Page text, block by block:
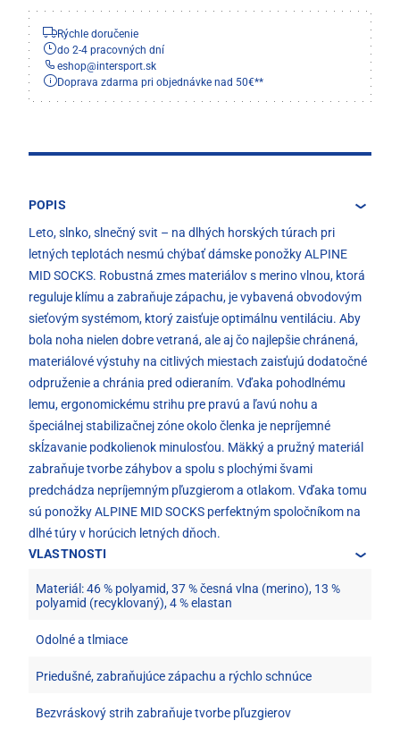
Rýchle doručenie
do 2-4 pracovných dní
eshop@intersport.sk
Doprava zdarma pri objednávke nad 50€**
POPIS
Leto, slnko, slnečný svit – na dlhých horských túrach pri
letných teplotách nesmú chýbať dámske ponožky ALPINE
MID SOCKS. Robustná zmes materiálov s merino vlnou, ktorá
reguluje klímu a zabraňuje zápachu, je vybavená obvodovým
sieťovým systémom, ktorý zaisťuje optimálnu ventiláciu. Aby
bola noha nielen dobre vetraná, ale aj čo najlepšie chránená,
materiálové výstuhy na citlivých miestach zaisťujú dodatočné
odpruženie a chránia pred odieraním. Vďaka pohodlnému
lemu, ergonomickému strihu pre pravú a ľavú nohu a
špeciálnej stabilizačnej zóne okolo členka je nepríjemné
skĺzavanie podkolienok minulosťou. Mäkký a pružný materiál
zabraňuje tvorbe záhybov a spolu s plochými švami
predchádza nepríjemným pľuzgierom a otlakom. Vďaka tomu
sú ponožky ALPINE MID SOCKS perfektným spoločníkom na
dlhé túry v horúcich letných dňoch.
VLASTNOSTI
Materiál: 46 % polyamid, 37 % česná vlna (merino), 13 %
polyamid (recyklovaný), 4 % elastan
Odolné a tlmiace
Priedušné, zabraňujúce zápachu a rýchlo schnúce
Bezvráskový strih zabraňuje tvorbe pľuzgierov